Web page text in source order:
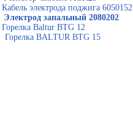
Кабель электрода поджига 6050152
Электрод запальный 2080202
Горелка Baltur BTG 12
Горелка BALTUR BTG 15